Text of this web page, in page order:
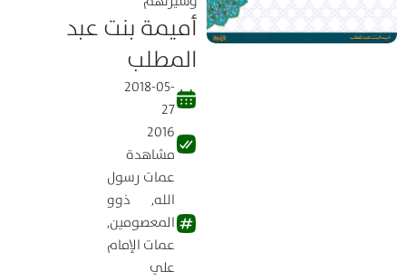
أميمة بنت عبد
المطلب
2018-05-
27
2016
مشاهدة
عمات رسول
الله, ذوو
المعصومين,
عمات الإمام
علي